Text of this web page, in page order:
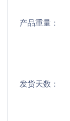
产品重量：
发货天数：